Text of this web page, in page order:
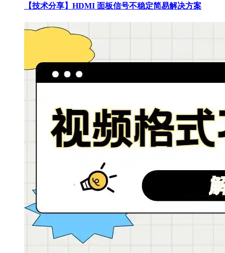
【技术分享】HDMI 面板信号不稳定简易解决方案